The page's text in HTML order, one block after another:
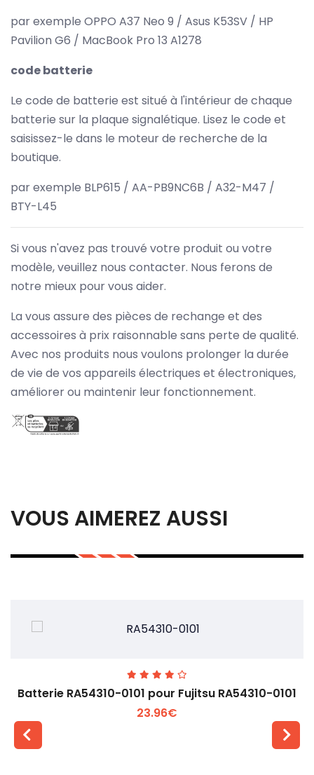
par exemple OPPO A37 Neo 9 / Asus K53SV / HP
Pavilion G6 / MacBook Pro 13 A1278
code batterie
Le code de batterie est situé à l'intérieur de chaque
batterie sur la plaque signalétique. Lisez le code et
saisissez-le dans le moteur de recherche de la
boutique.
par exemple BLP615 / AA-PB9NC6B / A32-M47 /
BTY-L45
Si vous n'avez pas trouvé votre produit ou votre
modèle, veuillez nous contacter. Nous ferons de
notre mieux pour vous aider.
La vous assure des pièces de rechange et des
accessoires à prix raisonnable sans perte de qualité.
Avec nos produits nous voulons prolonger la durée
de vie de vos appareils électriques et électroniques,
améliorer ou maintenir leur fonctionnement.
VOUS AIMEREZ AUSSI
Batterie RA54310-0101 pour Fujitsu RA54310-0101
23.96€